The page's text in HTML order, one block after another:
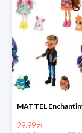
29.99 zł